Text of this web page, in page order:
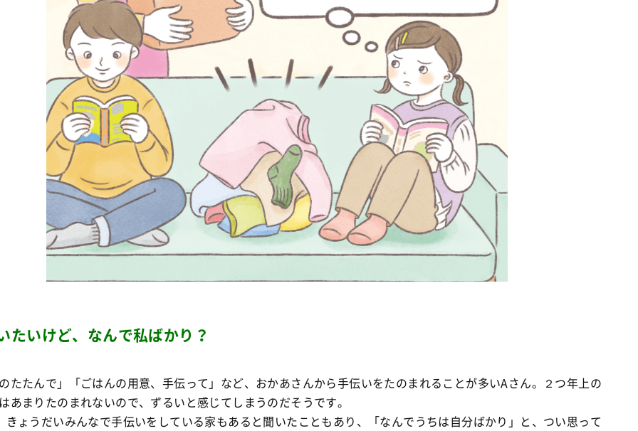
たいけど、なんで私ばかり？
たたんで」「ごはんの用意、手伝って」など、おかあさんから手伝いをたのまれることが多いAさん。２つ年上の
あまりたのまれないので、ずるいと感じてしまうのだそうです。
きょうだいみんなで手伝いをしている家もあると聞いたこともあり、「なんでうちは自分ばかり」と、つい思って